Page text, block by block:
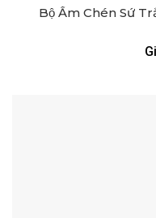
Bộ Ấm Chén Sứ